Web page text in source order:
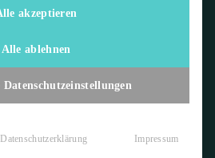
akzeptieren
Alle ablehnen
Datenschutzerklärung Impressum